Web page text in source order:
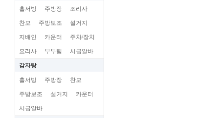
홀서빙 주방장 조리사
찬모 주방보조 설거지
지배인 카운터 주차/장치
요리사 부부팀 시급알바
감자탕
홀서빙 주방장 찬모
주방보조 설거지 카운터
시급알바